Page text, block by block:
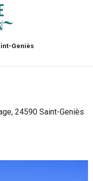
Geniès
24590 Saint-Geniès